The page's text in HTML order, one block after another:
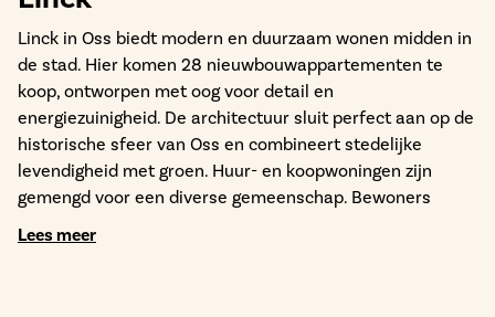
Linck in Oss biedt modern en duurzaam wonen midden in
de stad. Hier komen 28 nieuwbouwappartementen te
koop, ontworpen met oog voor detail en
energiezuinigheid. De architectuur sluit perfect aan op de
historische sfeer van Oss en combineert stedelijke
levendigheid met groen. Huur- en koopwoningen zijn
gemengd voor een diverse gemeenschap. Bewoners
ontmoeten elkaar in de gezamenlijke tuinen, collectieve
ruimten en de daktuin. De bruggen in het plan versterken
Lees meer